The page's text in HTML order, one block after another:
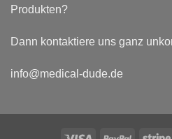
Produkten?
Dann kontaktiere uns ganz
info@medical-dude.de